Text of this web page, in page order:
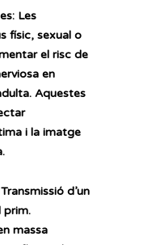
Les
físic, sexual o
el risc de
en
Aquestes
i la imatge
Transmissió d’un
prim.
massa